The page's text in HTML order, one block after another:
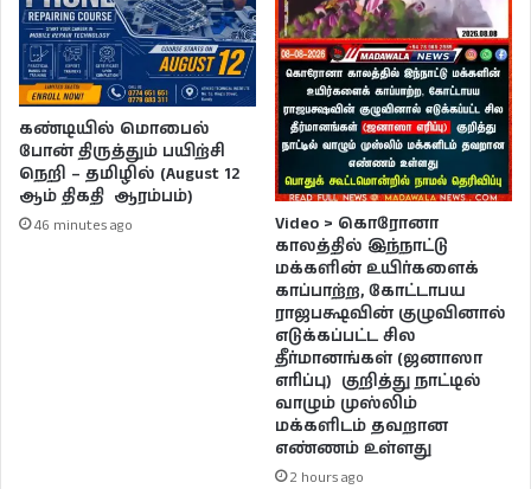
கண்டியில் மொபைல்
போன் திருத்தும் பயிற்சி
நெறி – தமிழில் (August 12
ஆம் திகதி ஆரம்பம்)
46 minutes ago
Video > கொரோனா
காலத்தில் இந்நாட்டு
மக்களின் உயிர்களைக்
காப்பாற்ற, கோட்டாபய
ராஜபக்ஷவின் குழுவினால்
எடுக்கப்பட்ட சில
தீர்மானங்கள் (ஜனாஸா
எரிப்பு) குறித்து நாட்டில்
வாழும் முஸ்லிம்
மக்களிடம் தவறான
எண்ணம் உள்ளது
2 hours ago